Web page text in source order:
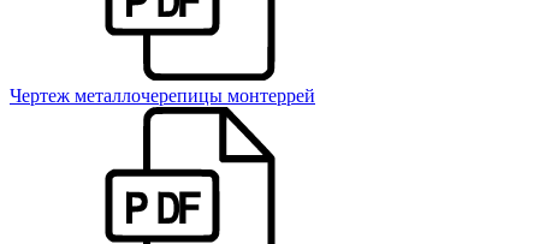
Чертеж металлочерепицы монтеррей